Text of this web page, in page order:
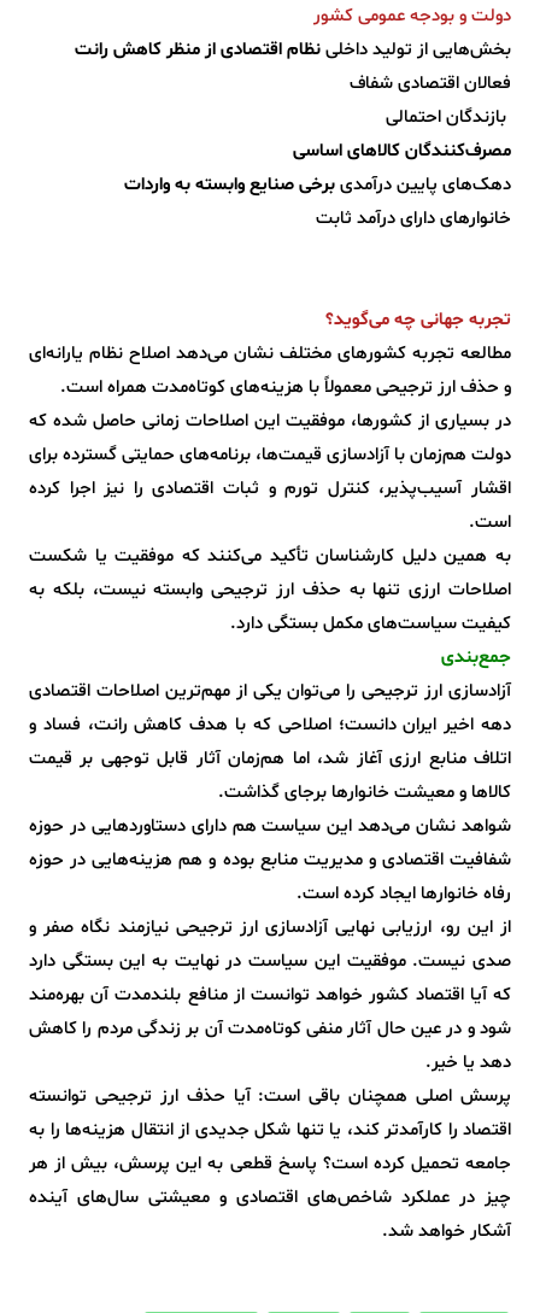
دولت و بودجه عمومی کشور
بخش‌هایی از تولید داخلینظام اقتصادی از منظر کاهش رانت
فعالان اقتصادی شفاف
بازندگان احتمالی
مصرف‌کنندگان کالاهای اساسی
دهک‌های پایین درآمدیبرخی صنایع وابسته به واردات
خانوارهای دارای درآمد ثابت
تجربه جهانی چه می‌گوید؟
مطالعه تجربه کشورهای مختلف نشان می‌دهد اصلاح نظام یارانه‌ای
و حذف ارز ترجیحی معمولاً با هزینه‌های کوتاه‌مدت همراه است.
در بسیاری از کشورها، موفقیت این اصلاحات زمانی حاصل شده که
دولت هم‌زمان با آزادسازی قیمت‌ها، برنامه‌های حمایتی گسترده برای
اقشار آسیب‌پذیر، کنترل تورم و ثبات اقتصادی را نیز اجرا کرده
است.
به همین دلیل کارشناسان تأکید می‌کنند که موفقیت یا شکست
اصلاحات ارزی تنها به حذف ارز ترجیحی وابسته نیست، بلکه به
کیفیت سیاست‌های مکمل بستگی دارد.
جمع‌بندی
آزادسازی ارز ترجیحی را می‌توان یکی از مهم‌ترین اصلاحات اقتصادی
دهه اخیر ایران دانست؛ اصلاحی که با هدف کاهش رانت، فساد و
اتلاف منابع ارزی آغاز شد، اما هم‌زمان آثار قابل توجهی بر قیمت
کالاها و معیشت خانوارها برجای گذاشت.
شواهد نشان می‌دهد این سیاست هم دارای دستاوردهایی در حوزه
شفافیت اقتصادی و مدیریت منابع بوده و هم هزینه‌هایی در حوزه
رفاه خانوارها ایجاد کرده است.
از این رو، ارزیابی نهایی آزادسازی ارز ترجیحی نیازمند نگاه صفر و
صدی نیست. موفقیت این سیاست در نهایت به این بستگی دارد
که آیا اقتصاد کشور خواهد توانست از منافع بلندمدت آن بهره‌مند
شود و در عین حال آثار منفی کوتاه‌مدت آن بر زندگی مردم را کاهش
دهد یا خیر.
پرسش اصلی همچنان باقی است: آیا حذف ارز ترجیحی توانسته
اقتصاد را کارآمدتر کند، یا تنها شکل جدیدی از انتقال هزینه‌ها را به
جامعه تحمیل کرده است؟ پاسخ قطعی به این پرسش، بیش از هر
چیز در عملکرد شاخص‌های اقتصادی و معیشتی سال‌های آینده
آشکار خواهد شد.